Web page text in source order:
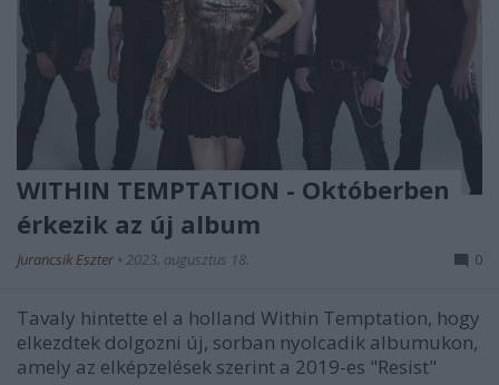
WITHIN TEMPTATION - Októberben
érkezik az új album
Jurancsik Eszter • 2023. augusztus 18. 0
Tavaly hintette el a holland Within Temptation, hogy
elkezdtek dolgozni új, sorban nyolcadik albumukon,
amely az elképzelések szerint a 2019-es "Resist"